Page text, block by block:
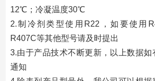
12℃；冷凝温度30℃
2.制冷剂类型使用R22，如要使用
R407C等其他型号请及时提出
3.由于产品技术不断更新，以上数据
通知